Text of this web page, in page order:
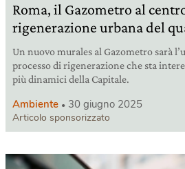
Roma, il Gazometro al
rigenerazione urbana del
Un nuovo murales al Gazometro sarà
processo di rigenerazione che sta
più dinamici della Capitale.
Ambiente 30 giugno 2025
Articolo sponsorizzato